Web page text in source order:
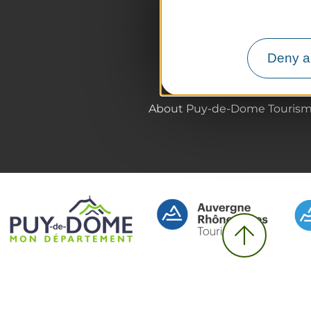
Deny
Preparing your trip
About Puy-de-Dome